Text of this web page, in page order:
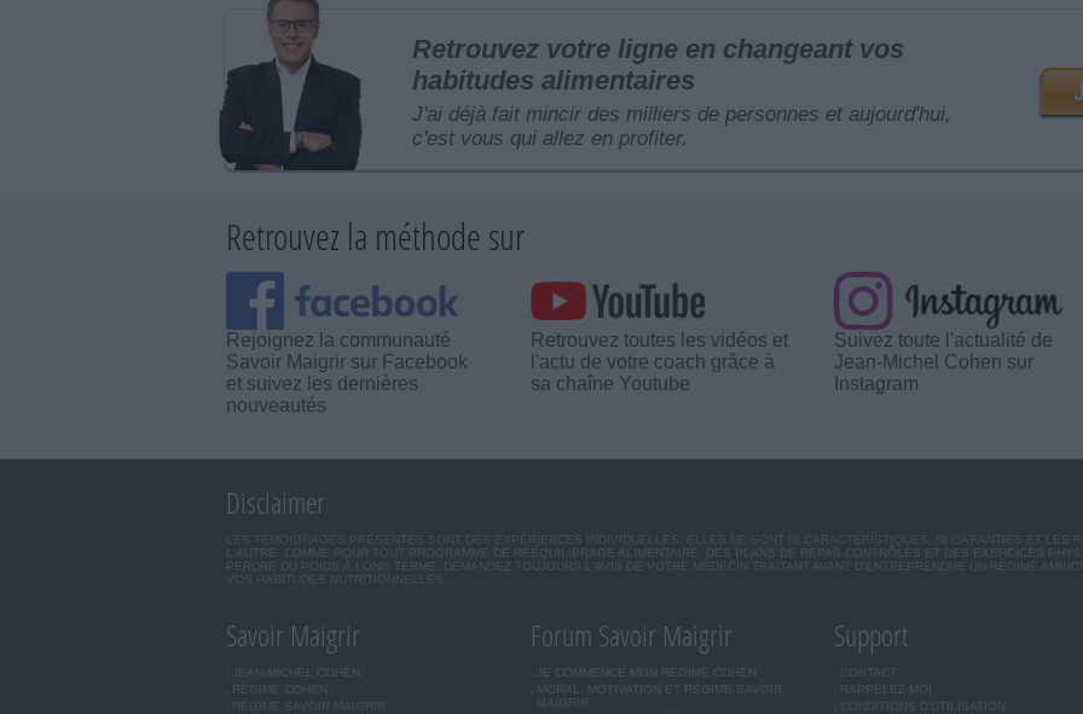
Retrouvez votre ligne en changeant vos
habitudes alimentaires
J'ai déjà fait mincir des milliers de personnes et aujourd'hui,
c'est vous qui allez en profiter.
Retrouvez la méthode sur
Rejoignez la communauté
Savoir Maigrir sur Facebook
et suivez les dernières
nouveautés
Retrouvez toutes les vidéos et
l'actu de votre coach grâce à
sa chaîne Youtube
Suivez toute l'actualité de
Jean-Michel Cohen sur
Instagram
Disclaimer
LES TÉMOIGNAGES PRÉSENTÉS SONT DES EXPÉRIENCES INDIVIDUELLES. ELLES NE SONT NI CARACTÉRISTIQUES, NI GARANTIES ET LES
L'AUTRE. COMME POUR TOUT PROGRAMME DE RÉÉQUILIBRAGE ALIMENTAIRE, DES PLANS DE REPAS CONTRÔLÉS ET DES EXERCICES
PERDRE DU POIDS À LONG TERME. DEMANDEZ TOUJOURS L'AVIS DE VOTRE MÉDECIN TRAITANT AVANT D'ENTREPRENDRE UN RÉGIME
VOS HABITUDES NUTRITIONNELLES.
Savoir Maigrir
JEAN-MICHEL COHEN
RÉGIME COHEN
RÉGIME SAVOIR MAIGRIR
Forum Savoir Maigrir
JE COMMENCE MON RÉGIME COHEN
MORAL, MOTIVATION ET RÉGIME SAVOIR
MAIGRIR
Support
CONTACT
RAPPELEZ-MOI
CONDITIONS D'UTILISATION